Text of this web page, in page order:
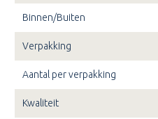
Binnen/Buiten
Verpakking
Aantal per verpakking
Kwaliteit